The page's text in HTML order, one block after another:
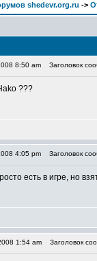
shedevr.org.ru ->
8:50 am Заголовок
???
4:05 pm Заголовок
есть в игре, но
1:54 am Заголовок